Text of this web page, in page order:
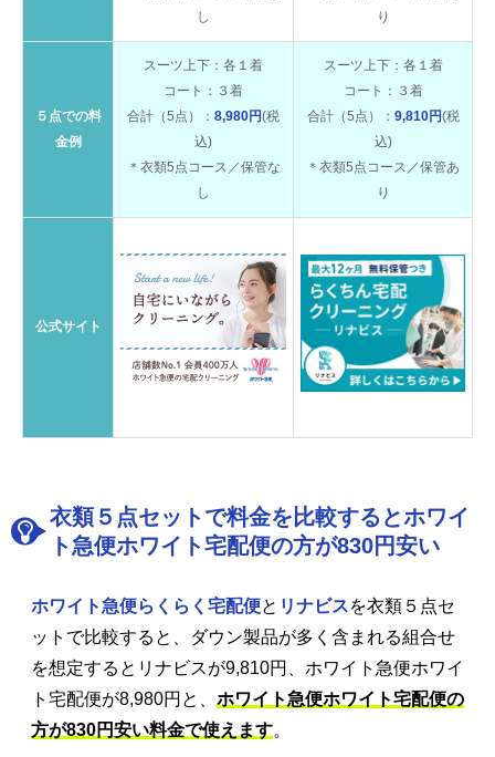
し
り
５点での料
金例
スーツ上下：各１着
コート：３着
合計（5点）： 8,980円(税
込)
＊衣類5点コース／保管な
し
スーツ上下：各１着
コート：３着
合計（5点）： 9,810円(税
込)
＊衣類5点コース／保管あ
り
公式サイト
衣類５点セットで料金を比較するとホワイ
ト急便ホワイト宅配便の方が830円安い
ホワイト急便らくらく宅配便と リナビスを衣類５点セ
ットで比較すると、ダウン製品が多く含まれる組合せ
を想定するとリナビスが9,810円、ホワイト急便ホワイ
ト宅配便が8,980円と、 ホワイト急便ホワイト宅配便の
方が830円安い料金で使えます。